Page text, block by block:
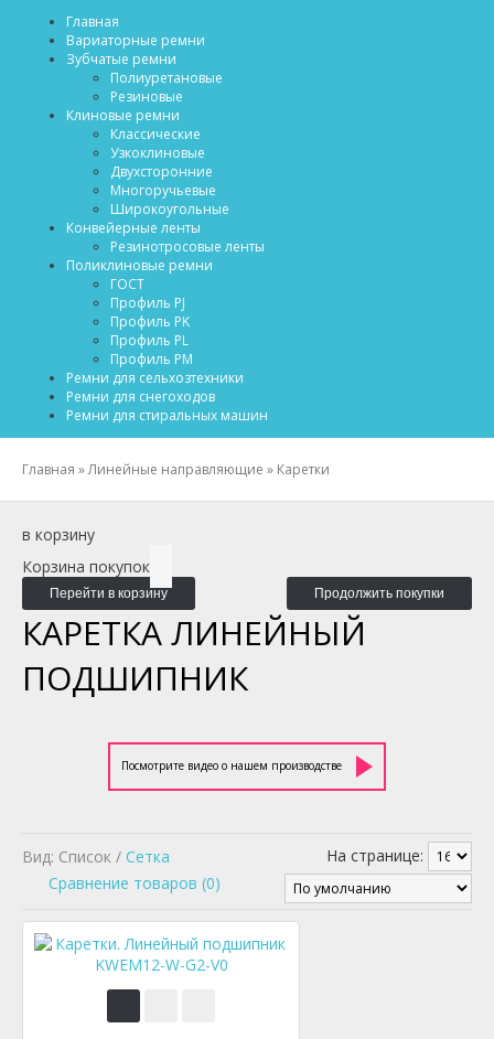
Главная
Вариаторные ремни
Зубчатые ремни
Полиуретановые
Резиновые
Клиновые ремни
Классические
Узкоклиновые
Двухсторонние
Многоручьевые
Широкоугольные
Конвейерные ленты
Резинотросовые ленты
Поликлиновые ремни
ГОСТ
Профиль PJ
Профиль PK
Профиль PL
Профиль PM
Ремни для сельхозтехники
Ремни для снегоходов
Ремни для стиральных машин
Главная »Линейные направляющие » Каретки
в корзину
Корзина покупок
Перейти в корзину Продолжить покупки
КАРЕТКА ЛИНЕЙНЫЙ
ПОДШИПНИК
Посмотрите видео о нашем производстве
Вид: Список / Сетка
На странице:
Сравнение товаров (0)